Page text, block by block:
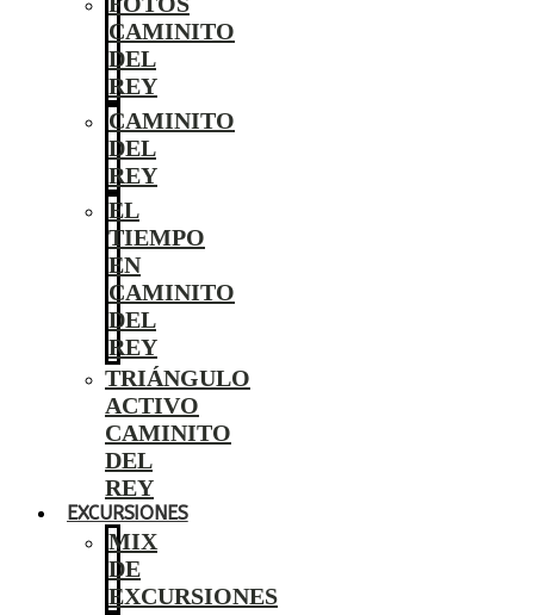
CAMINITO
DEL
REY
CAMINITO
DEL
REY
EL
TIEMPO
EN
CAMINITO
DEL
REY
TRIÁNGULO
ACTIVO
CAMINITO
DEL
REY
EXCURSIONES
MIX
DE
EXCURSIONES